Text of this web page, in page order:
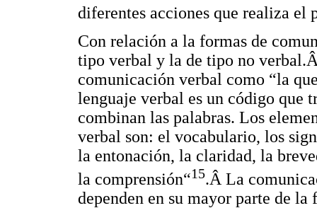
diferentes acciones que realiza el
Con relación a la formas de
tipo verbal y la de tipo no
comunicación verbal como “la
lenguaje verbal es un código que
combinan las palabras. Los
verbal son: el vocabulario, los
la entonación, la claridad, la
la comprensión“15.Â La
dependen en su mayor parte de